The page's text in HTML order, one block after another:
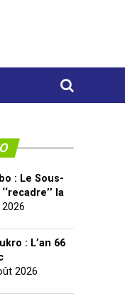
: Le Sous-
la
: L’an 66
2026